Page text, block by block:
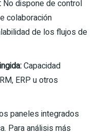
No dispone de control
colaboración
de los flujos de
Capacidad
ERP u otros
paneles integrados
Para análisis más